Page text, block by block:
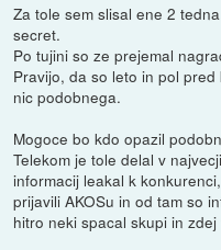
Za tole sem slisal ene 2
secret.
Po tujini so ze prejemal
Pravijo, da so leto in pol
nic podobnega.
Mogoce bo kdo opazil
Telekom je tole delal v
informacij leakal k
prijavili AKOSu in od tam so
hitro neki spacal skupi in